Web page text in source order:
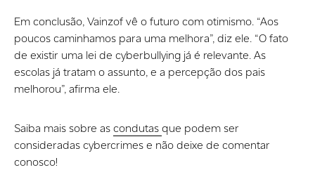
Em conclusão, Vainzof vê o futuro com otimismo. “Aos
poucos caminhamos para uma melhora”, diz ele. “O fato
de existir uma lei de cyberbullying já é relevante. As
escolas já tratam o assunto, e a percepção dos pais
melhorou”, afirma ele.
Saiba mais sobre ascondutasque podem ser
consideradas cybercrimes e não deixe de comentar
conosco!